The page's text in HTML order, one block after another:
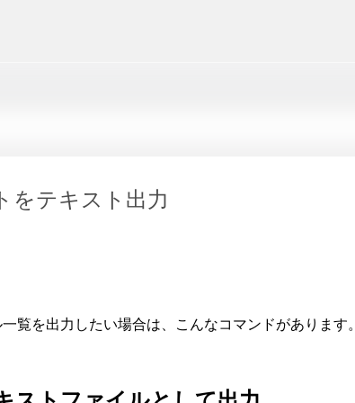
をテキスト出力
覧を出力したい場合は、こんなコマンドがあります